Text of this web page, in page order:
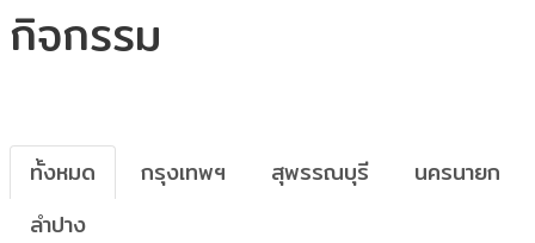
กิจกรรม
ทั้งหมด กรุงเทพฯ สุพรรณบุรี
นครนายก
ลำปาง